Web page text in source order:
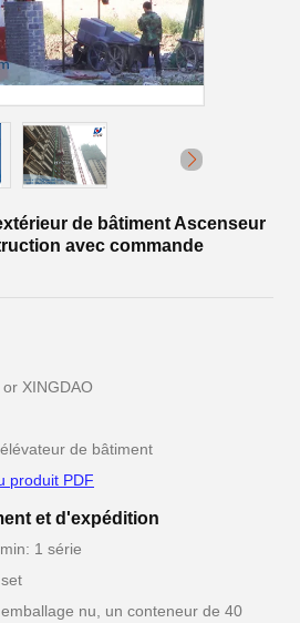
de bâtiment Ascenseur
avec commande
XINGDAO
de bâtiment
produit PDF
et d'expédition
1 série
nu, un conteneur de 40